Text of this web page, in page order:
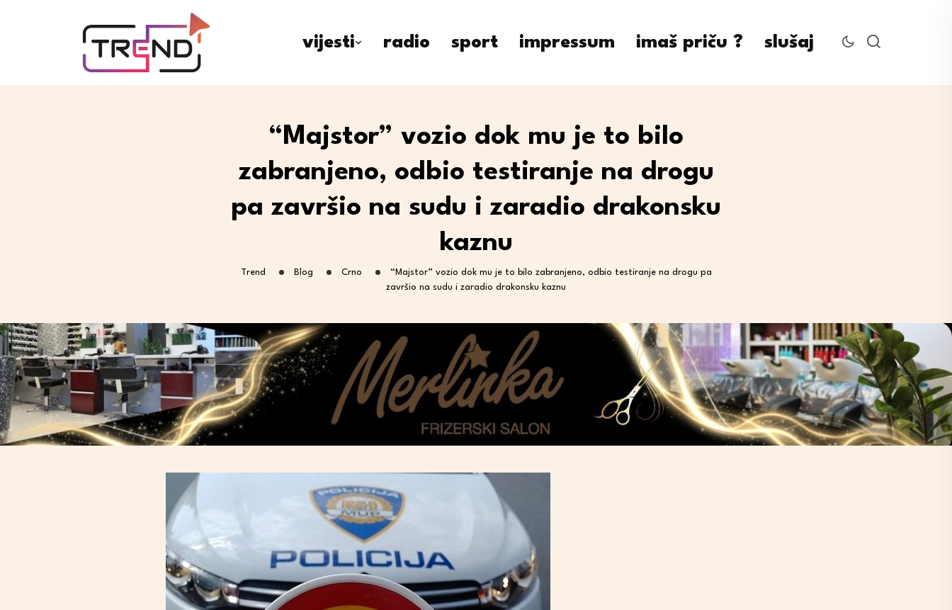
vijesti radio sport impressum imaš priču ? slušaj
“Majstor” vozio dok mu je to bilo
zabranjeno, odbio testiranje na drogu
pa završio na sudu i zaradio drakonsku
kaznu
Trend Blog Crno
“Majstor” vozio dok mu je to bilo zabranjeno, odbio testiranje na drogu pa
završio na sudu i zaradio drakonsku kaznu